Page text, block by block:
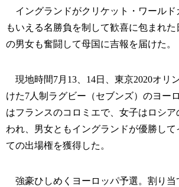
イングランドがクリケット・ワールド
もいえる名勝負を制して歓喜に包まれ
の男女も奮闘して母国に吉報を届けた。
現地時間7月13、14日、東京2020オリ
けた7人制ラグビー（セブンズ）のヨー
はフランスのコロミエで、女子はロシ
われ、男女ともイングランドが優勝して
ての出場権を獲得した。
強豪ひしめくヨーロッパ予選。割り当